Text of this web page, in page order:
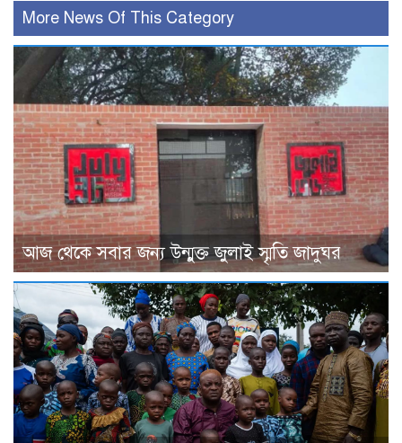
More News Of This Category
আজ থেকে সবার জন্য উন্মুক্ত জুলাই স্মৃতি জাদুঘর